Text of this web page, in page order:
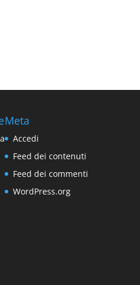
Meta
Accedi
Feed dei contenuti
Feed dei commenti
WordPress.org